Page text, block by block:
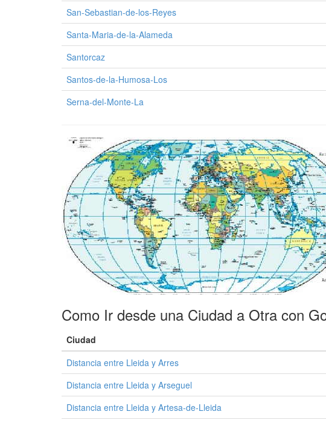
San-Sebastian-de-los-Reyes
Santa-Maria-de-la-Alameda
Santorcaz
Santos-de-la-Humosa-Los
Serna-del-Monte-La
Como Ir desde una Ciudad a Otra con
Ciudad
Distancia entre Lleida y Arres
Distancia entre Lleida y Arseguel
Distancia entre Lleida y Artesa-de-Lleida